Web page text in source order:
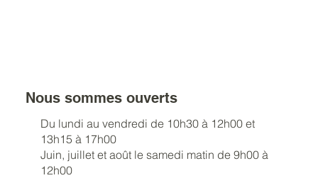
Nous sommes ouverts
Du lundi au vendredi de 10h30 à 12h00 et
13h15 à 17h00
Juin, juillet et août le samedi matin de 9h00 à
12h00